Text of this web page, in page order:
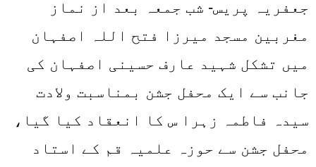
مغربین مسجد میرزا فتح اللہ اصفہان
میں تشکل شہید عارف حسینی اصفہان کی
جانب سے ایک محفل جشن بمناسبت ولادت
سیدہ فاطمہ زہرا س کا انعقاد کیا گیا،
محفل جشن سے حوزہ علمیہ قم کے استاد